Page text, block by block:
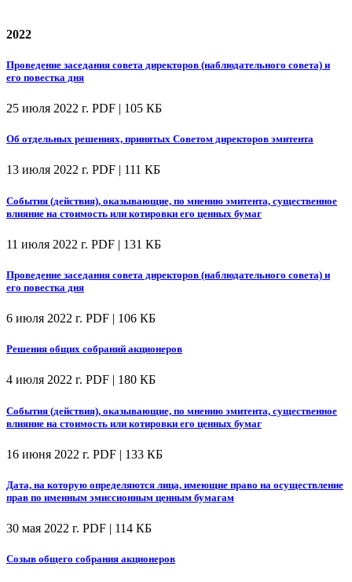
2022
Проведение заседания совета директоров (наблюдательного совета) и
его повестка дня
25 июля 2022 г. PDF | 105 КБ
Об отдельных решениях, принятых Советом директоров эмитента
13 июля 2022 г. PDF | 111 КБ
События (действия), оказывающие, по мнению эмитента, существенное
влияние на стоимость или котировки его ценных бумаг
11 июля 2022 г. PDF | 131 КБ
Проведение заседания совета директоров (наблюдательного совета) и
его повестка дня
6 июля 2022 г. PDF | 106 КБ
Решения общих собраний акционеров
4 июля 2022 г. PDF | 180 КБ
События (действия), оказывающие, по мнению эмитента, существенное
влияние на стоимость или котировки его ценных бумаг
16 июня 2022 г. PDF | 133 КБ
Дата, на которую определяются лица, имеющие право на осуществление
прав по именным эмиссионным ценным бумагам
30 мая 2022 г. PDF | 114 КБ
Созыв общего собрания акционеров